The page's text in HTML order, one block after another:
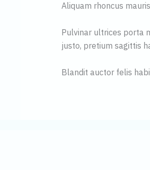
Aliquam rhoncus
Pulvinar ultrices porta
justo, pretium sagittis
Blandit auctor felis